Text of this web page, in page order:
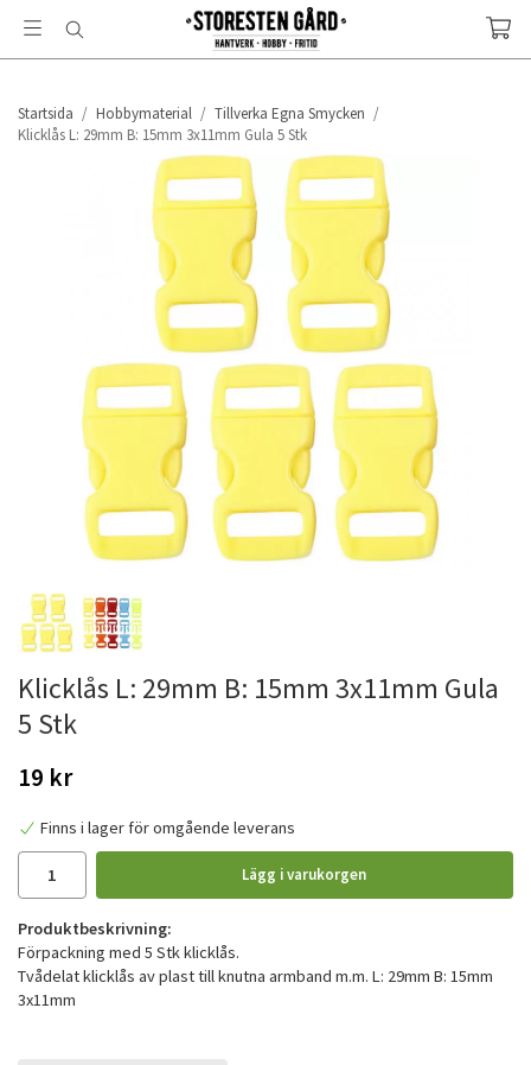
Startsida / Hobbymaterial / Tillverka Egna Smycken /
Klicklås L: 29mm B: 15mm 3x11mm Gula 5 Stk
Klicklås L: 29mm B: 15mm 3x11mm Gula
5 Stk
19 kr
Finns i lager för omgående leverans
Lägg i varukorgen
Produktbeskrivning:
Förpackning med 5 Stk klicklås.
Tvådelat klicklås av plast till knutna armband m.m. L: 29mm B: 15mm
3x11mm